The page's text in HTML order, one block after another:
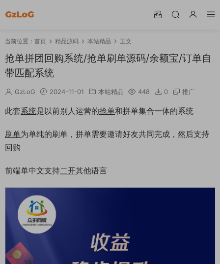
当前位置： 首页 精品源码 本站精品 正文
抢单拼团回购系统/抢单刷单源码/余额宝/订单自
带匹配系统
GzLoG 2024-11-01 本站精品 448 0 推广
此套系统是以前别人运营的抢单和拼单集合一体的系统
刷单为单纯的刷单，拼单需要邀请好友共同完成，然后支持
回购
前端单中文支持二开其他语言